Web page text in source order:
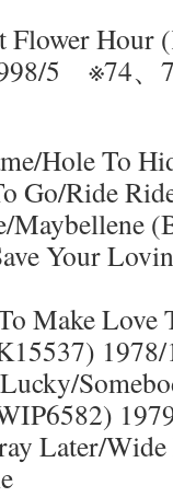
Flower Hour
5 ※74
Hole To
Go/Ride
Maybellene
Your
Make
1978/
Later/